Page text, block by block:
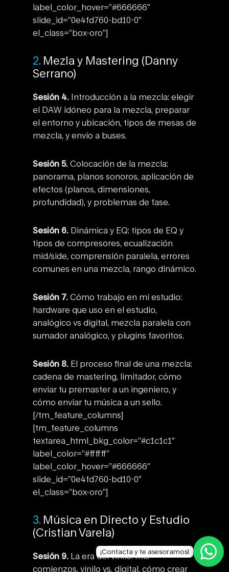
label_color_hover=”#666666″
slide_id=”0e4fd760-bd10-0″
el_class=”box-oro”]
2. Mezla y Mastering (Danny
Serrano)
Sesión 4. Introducción a la mezcla: elegir
el DAW idóneo para la mezcla, preparar
el entorno y ubicación, tipos de mesas de
mezcla, y envío a buses.
Sesión 5. Colocación de la mezcla:
panorama, planos sonoros, aplicación de
efectos (planos, dimensiones,
profundidad), y problemas de fase.
Sesión 6. Dinámica y EQ: tipos de EQ y
tipos de compresores, ecualización
mid/side, comprensión paralela, errores
comunes en una mezcla, rango dinámico.
Sesión 7. Cómo trabajo en mi estudio:
hardware que uso en el estudio,
analógico vs digital, mezcla paralela con
sumador analógico, y plugins favoritos.
Sesión 8. El proceso final de una mezcla:
cadena de mastering, limitador, cómo
enviar tu premaster a un ingeniero, y
cómo enviar tu música a un sello.
[/tm_feature_columns]
[tm_feature_columns
textarea_html_bkg_color=”#c1c1c1″
label_color=”#ffffff”
label_color_hover=”#666666″
slide_id=”0e4fd760-bd10-0″
el_class=”box-oro”]
3. Música en Directo y Estudio
(Cristian Varela)
Sesión 9. La era del vinilo: mis
comienzos, vinilo vs. digital, cómo crear
¡Contacta y te asesoramos!